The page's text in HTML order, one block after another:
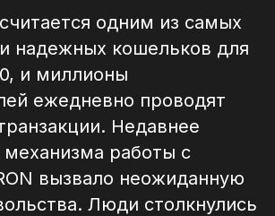
одним из самых
надежных кошельков для
и миллионы
ежедневно проводят
Недавнее
механизма работы с
вызвало неожиданную
Люди столкнулись